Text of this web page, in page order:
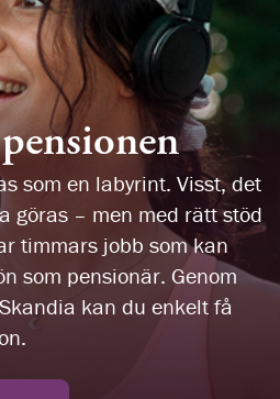
som en labyrint. Visst, det
göras – men med rätt stöd
timmars jobb som kan
som pensionär. Genom
kan du enkelt få